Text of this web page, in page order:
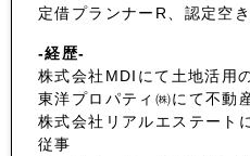
定借プランナーR、認定空
-経歴-
株式会社MDIにて土地活用
東洋プロパティ㈱にて不動
株式会社リアルエステート
従事